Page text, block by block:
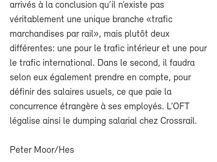
arrivés à la conclusion qu’il n’existe pas
véritablement une unique branche «trafic
marchandises par rail», mais plutôt deux
différentes: une pour le trafic intérieur et une pour
le trafic international. Dans le second, il faudra
selon eux également prendre en compte, pour
définir des salaires usuels, ce que paie la
concurrence étrangère à ses employés. L’OFT
légalise ainsi le dumping salarial chez Crossrail.
Peter Moor/Hes